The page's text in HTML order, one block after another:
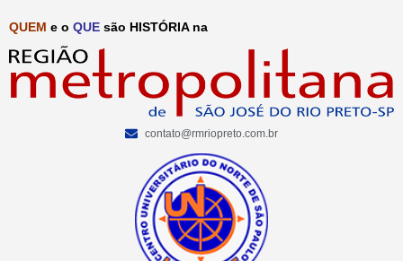
QUEM e o QUE são HISTÓRIA na
contato@rmriopreto.com.br